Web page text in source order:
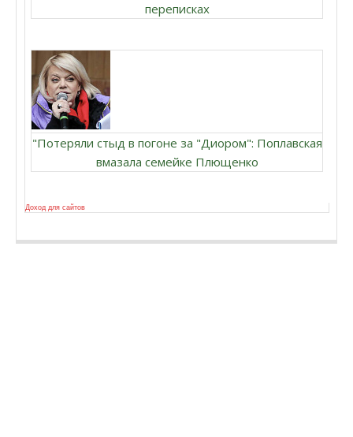
переписках
"Потеряли стыд в погоне за "Диором": Поплавская
вмазала семейке Плющенко
Доход для сайтов